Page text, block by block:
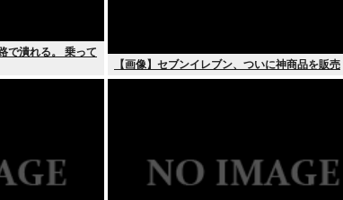
で潰れる。 乗って
【画像】セブンイレブン、ついに神商品を販売